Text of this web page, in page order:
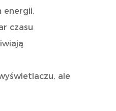
energii.
czasu
ale